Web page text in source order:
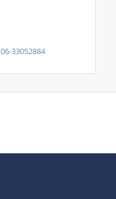
06-33052884